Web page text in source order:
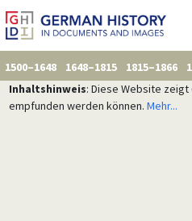
1500–1648 1648–1815 1815–1866
Inhaltshinweis: Diese Website
empfunden werden können. Mehr...